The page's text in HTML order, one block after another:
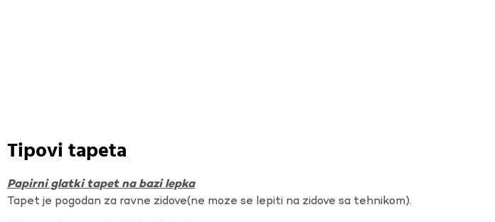
Tipovi tapeta
Papirni glatki tapet na bazi lepka
Tapet je pogodan za ravne zidove(ne moze se lepiti na zidove sa tehnikom).